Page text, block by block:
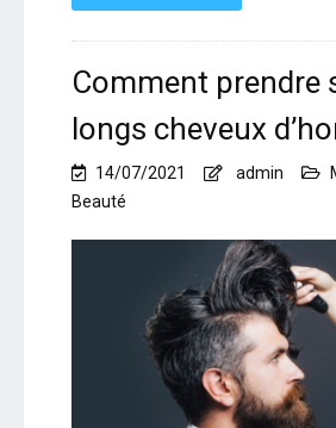
Comment prendre
longs cheveux
14/07/2021 admin
Beauté